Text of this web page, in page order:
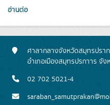
อ่านต่อ
ศาลากลางจังหวัดสมุทรปรา
อำเภอเมืองสมุทรปรกาาร จั
02 702 5021-4